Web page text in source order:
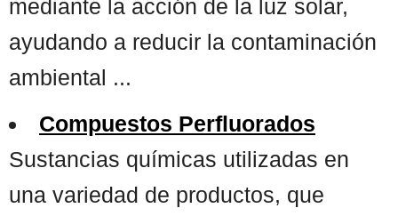
mediante la acción de la luz solar,
ayudando a reducir la contaminación
ambiental ...
Compuestos Perfluorados
Sustancias químicas utilizadas en
una variedad de productos, que